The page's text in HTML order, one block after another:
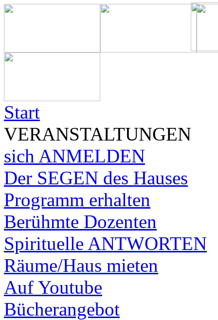
Start
VERANSTALTUNGEN
sich ANMELDEN
Der SEGEN des Hauses
Programm erhalten
Berühmte Dozenten
Spirituelle ANTWORTEN
Räume/Haus mieten
Auf Youtube
Bücherangebot